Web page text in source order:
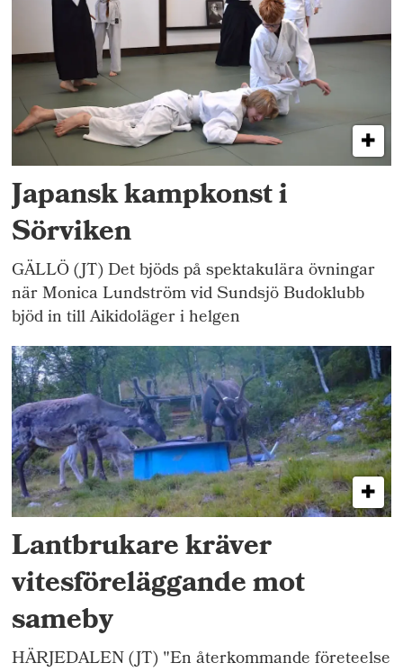
Japansk kampkonst i
Sörviken
GÄLLÖ (JT) Det bjöds på spektakulära övningar
när Monica Lundström vid Sundsjö Budoklubb
bjöd in till Aikidoläger i helgen
Lantbrukare kräver
vitesföreläggande mot
sameby
HÄRJEDALEN (JT) "En återkommande företeelse